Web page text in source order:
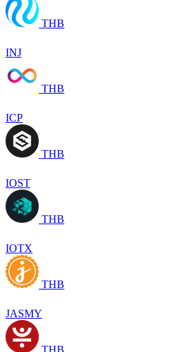
THB
INJ
THB
ICP
THB
IOST
THB
IOTX
THB
JASMY
THB